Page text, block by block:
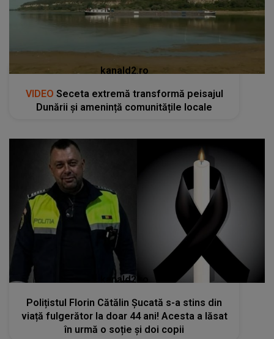
kanald2.ro
VIDEO Seceta extremă transformă peisajul
Dunării și amenință comunitățile locale
kanald2.ro
Polițistul Florin Cătălin Șucată s-a stins din
viață fulgerător la doar 44 ani! Acesta a lăsat
în urmă o soție și doi copii